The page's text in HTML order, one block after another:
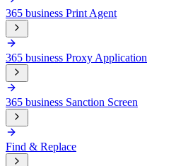
365 business Print Agent
365 business Proxy Application
365 business Sanction Screen
Find & Replace